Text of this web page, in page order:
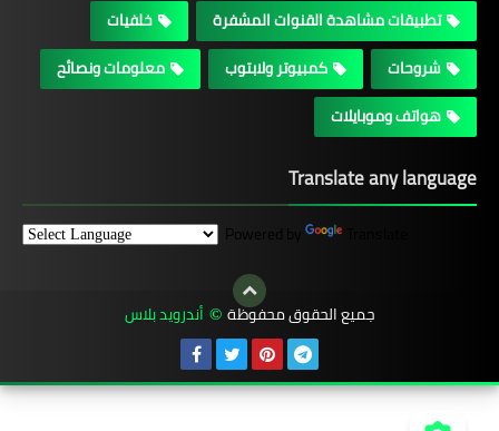
تطبيقات مشاهدة القنوات المشفرة
خلفيات
شروحات
كمبيوتر ولابتوب
معلومات ونصائح
هواتف وموبايلات
Translate any language
Powered by
جميع الحقوق محفوظة © أندرويد بلاس